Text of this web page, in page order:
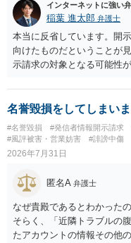
二年以下の拘禁刑又は百万
インターネットに強い
稲葉 進太郎 弁護士
本当に反省しています。開
向けたものだということが
示請求の対象となる可能性
と存じます。発信者情報開
者のところに、意見照会が
は、アカウントの登録メー
場合賠償金はいくらでしょ
から１００万単位まで様々
名誉毀損をしてしまい
#名誉毀損 #発信者情報開示請求
#風評被害・営業妨害
#誹謗中傷
2026年7月31日
匿名A 弁護士
なぜ貴殿であるとわかった
そらく、「近隣トラブルの
たアカウントの情報その他